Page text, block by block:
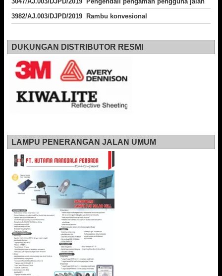
3982/AJ.003/DJPD/2019 Rambu konvesional
DUKUNGAN DISTRIBUTOR RESMI
LAMPU PENERANGAN JALAN UMUM